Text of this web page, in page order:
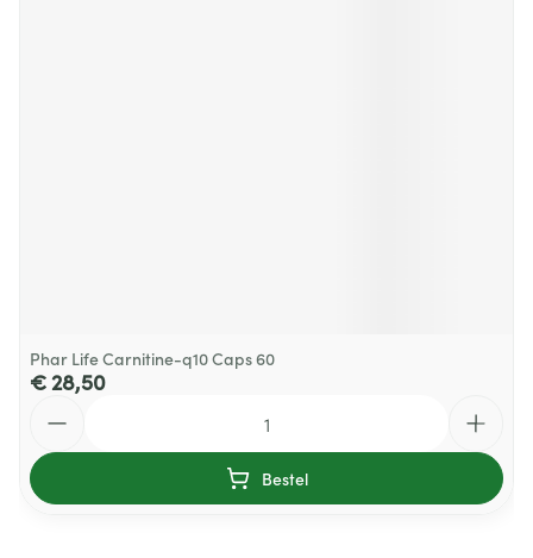
Phar Life Carnitine-q10 Caps 60
€ 28,50
Bestel